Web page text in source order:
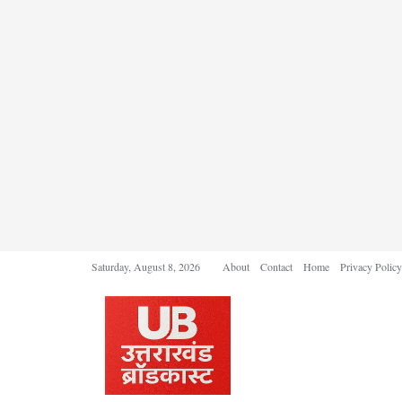
Saturday, August 8, 2026 About Contact Home Privacy Policy